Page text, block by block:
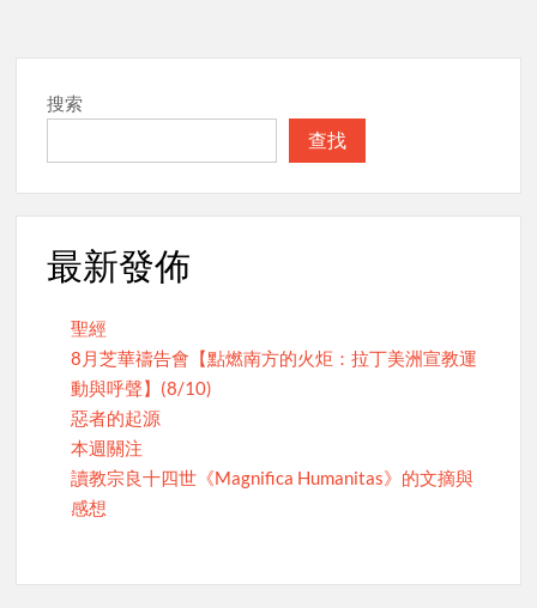
搜索
查找
最新發佈
聖經
8月芝華禱告會【點燃南方的火炬：拉丁美洲宣教運
動與呼聲】(8/10)
惡者的起源
本週關注
讀教宗良十四世《Magnifica Humanitas》的文摘與
感想